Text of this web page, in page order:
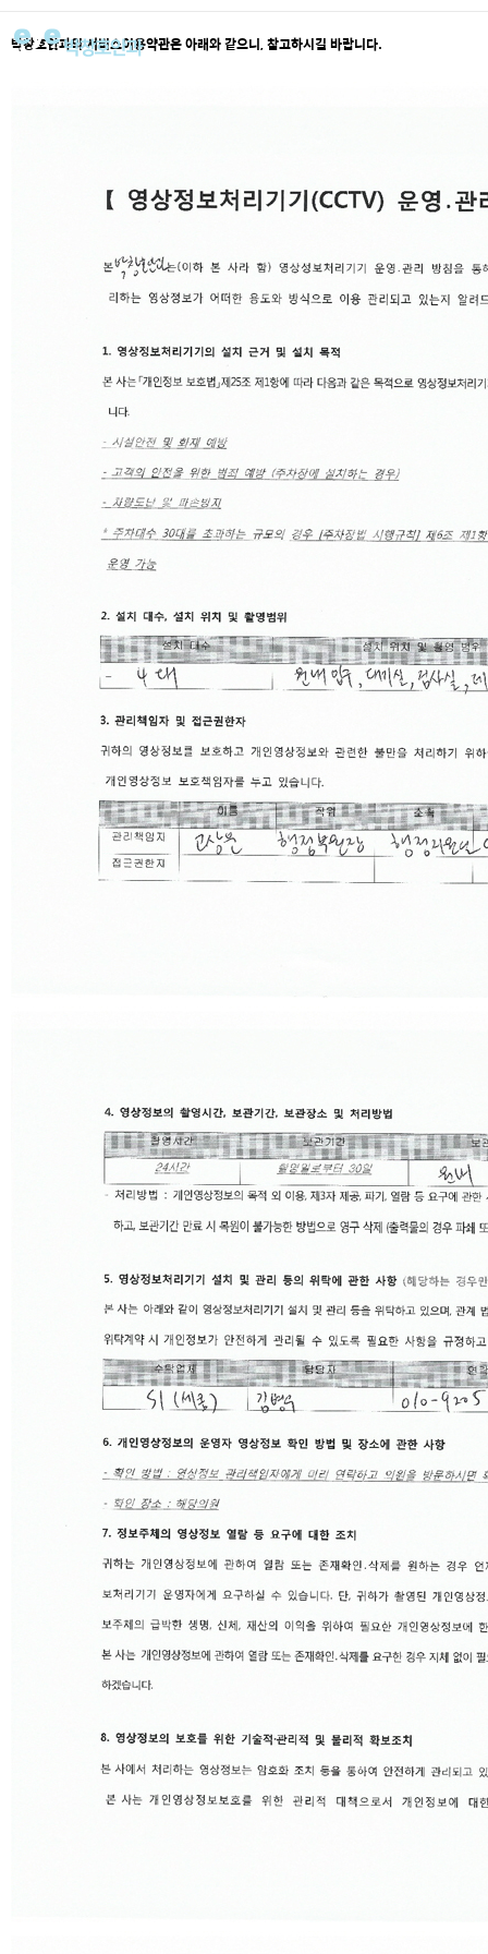
박창호안과의 서비스이용약관은 아래와 같으니, 참고하시길 바랍니다.